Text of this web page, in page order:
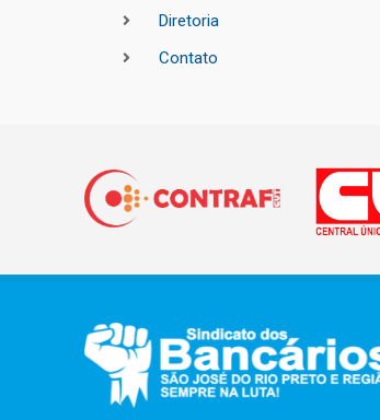
Diretoria
Contato